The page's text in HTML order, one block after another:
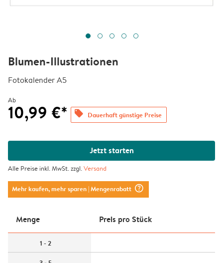
Blumen-Illustrationen
Fotokalender A5
Ab
10,99 €* offers Dauerhaft günstige Preise
Jetzt starten
Alle Preise inkl. MwSt. zzgl.Versand
Mehr kaufen, mehr sparen| Mengenrabatt question_mark_circle
Menge Preis pro Stück
1 - 2